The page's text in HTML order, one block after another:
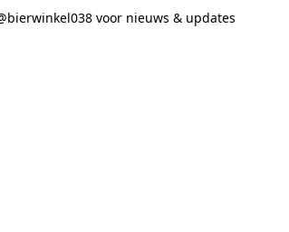
voor nieuws & updates